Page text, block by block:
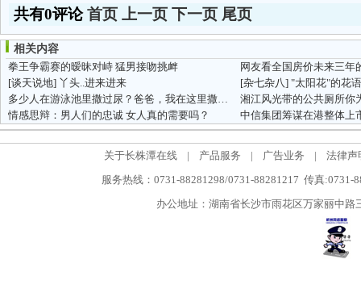
共有0评论首页 上一页 下一页 尾页
相关内容
拳王争霸赛的暧昧对峙 猛男接吻挑衅
网友看全国房价未来三年
[谈天说地] 丫头..进来进来 [杂七杂八]"太阳花"的花
多少人在游泳池里撒过尿？爸爸，我在这里撒尿了[转帖] [分享]
湘江风光带的公共厕所你
情感思辩：男人们的忠诚 女人真的需要吗？
关于长株潭在线 | 产品服务 | 广告业务 |
法律声
服务热线：0731-88281298/0731-88281217 传真:0731-
办公地址：湖南省长沙市雨花区万家丽中